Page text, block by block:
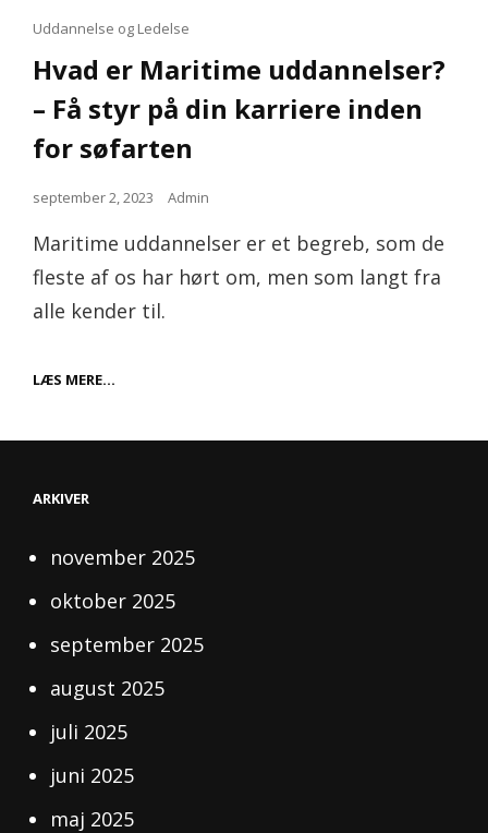
Cat
Uddannelse og Ledelse
Hvad er Maritime uddannelser?
– Få styr på din karriere inden
for søfarten
Posted
september 2, 2023 Admin
Maritime uddannelser er et begreb, som de
fleste af os har hørt om, men som langt fra
alle kender til.
LÆS MERE…
KARRIERE
INDEN
SØFARTEN
ARKIVER
november 2025
oktober 2025
september 2025
august 2025
juli 2025
juni 2025
maj 2025